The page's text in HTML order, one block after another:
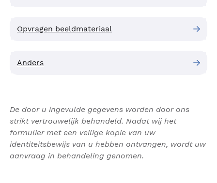
Opvragen beeldmateriaal
Anders
De door u ingevulde gegevens worden door ons
strikt vertrouwelijk behandeld. Nadat wij het
formulier met een veilige kopie van uw
identiteitsbewijs van u hebben ontvangen, wordt uw
aanvraag in behandeling genomen.